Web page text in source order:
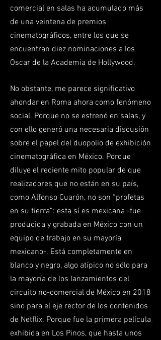
comercial en salas ha acumulado más
de una veintena de premios
cinematográficos, entre los que se
encuentran diez nominaciones a los
Oscar de la Academia de Hollywood.
No obstante, me parece significativo
ahondar en Roma ahora como fenómeno
social. Porque no se estrenó en salas, y
con ello generó una necesaria discusión
sobre el papel del duopolio de exhibición
cinematográfica en México. Porque
diluye el reciente mito popular de que
realizadores que no están en su país,
como Alfonso Cuarón, no son “profetas
en su tierra”: esta sí es mexicana -fue
producida y grabada en México con un
equipo de trabajo en su mayoría
mexicano-. Está completamente en
blanco y negro, algo atípico no sólo para
la mayoría de los lanzamientos del
circuito no-comercial de México en 2018
sino para el eje rector de los contenidos
de Netflix. Porque fue la primera película
exhibida en Los Pinos, que hasta unos